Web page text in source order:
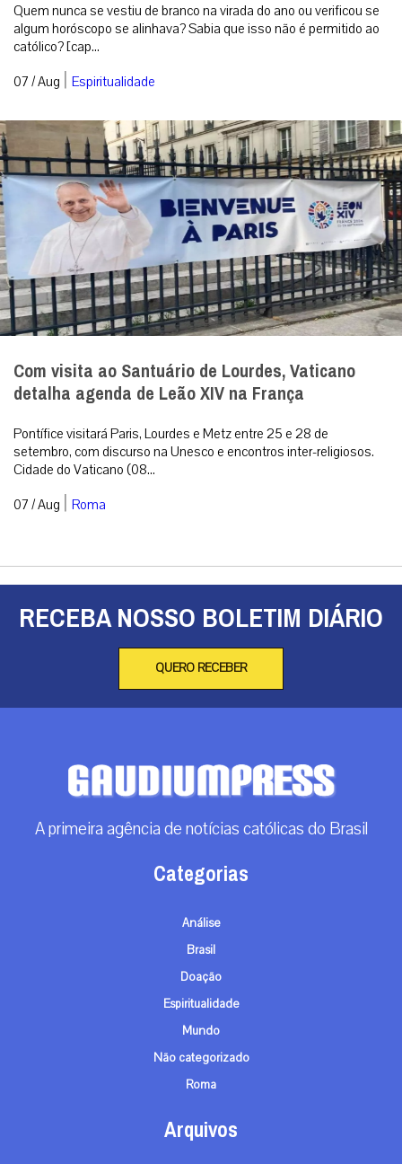
Quem nunca se vestiu de branco na virada do ano ou verificou se
algum horóscopo se alinhava? Sabia que isso não é permitido ao
católico? [cap...
07 / Aug | Espiritualidade
Com visita ao Santuário de Lourdes, Vaticano
detalha agenda de Leão XIV na França
Pontífice visitará Paris, Lourdes e Metz entre 25 e 28 de
setembro, com discurso na Unesco e encontros inter-religiosos.
Cidade do Vaticano (08...
07 / Aug | Roma
RECEBA NOSSO BOLETIM DIÁRIO
QUERO RECEBER
A primeira agência de notícias católicas do Brasil
Categorias
Análise
Brasil
Doação
Espiritualidade
Mundo
Não categorizado
Roma
Arquivos